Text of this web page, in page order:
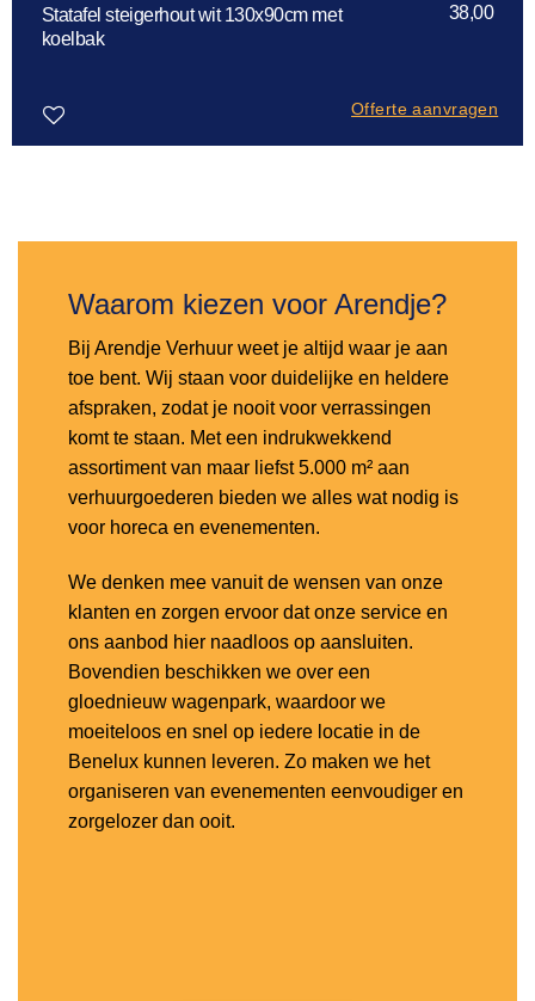
Statafel steigerhout wit 130x90cm met
koelbak
38,00
Offerte aanvragen
Waarom kiezen voor Arendje?
Bij Arendje Verhuur weet je altijd waar je aan
toe bent. Wij staan voor duidelijke en heldere
afspraken, zodat je nooit voor verrassingen
komt te staan. Met een indrukwekkend
assortiment van maar liefst 5.000 m² aan
verhuurgoederen bieden we alles wat nodig is
voor horeca en evenementen.
We denken mee vanuit de wensen van onze
klanten en zorgen ervoor dat onze service en
ons aanbod hier naadloos op aansluiten.
Bovendien beschikken we over een
gloednieuw wagenpark, waardoor we
moeiteloos en snel op iedere locatie in de
Benelux kunnen leveren. Zo maken we het
organiseren van evenementen eenvoudiger en
zorgelozer dan ooit.